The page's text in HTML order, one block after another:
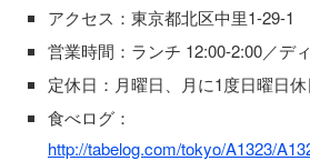
アクセス：東京都北区中里1-29-1
営業時間：ランチ 12:00-2:00／デ
定休日：月曜日、月に1度日曜日休
食べログ：
http://tabelog.com/tokyo/A1323/